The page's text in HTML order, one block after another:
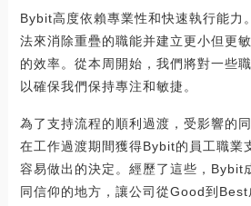
Bybit高度依賴專業性和快速執行能力
法來消除重疊的職能并建立更小但更
的效率。從本周開始，我們將對一些
以確保我們保持專注和敏捷。
為了支持流程的順利過渡，受影響的
在工作過渡期間獲得Bybit的員工職業
容易做出的決定。經歷了這些，Bybit
同信仰的地方，讓公司從Good到Best